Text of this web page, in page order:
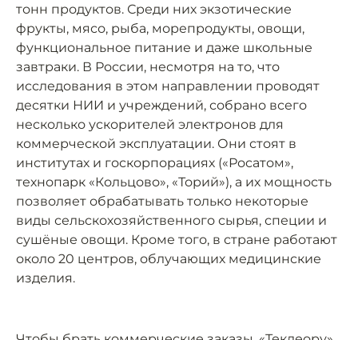
тонн продуктов. Среди них экзотические
фрукты, мясо, рыба, морепродукты, овощи,
функциональное питание и даже школьные
завтраки. В России, несмотря на то, что
исследования в этом направлении проводят
десятки НИИ и учреждений, собрано всего
несколько ускорителей электронов для
коммерческой эксплуатации. Они стоят в
институтах и госкорпорациях («Росатом»,
технопарк «Кольцово», «Торий»), а их мощность
позволяет обрабатывать только некоторые
виды сельскохозяйственного сырья, специи и
сушёные овощи. Кроме того, в стране работают
около 20 центров, облучающих медицинские
изделия.